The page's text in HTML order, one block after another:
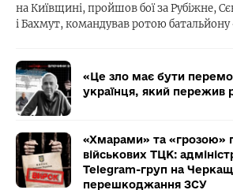
на Київщині, пройшов бої за Рубіжне,
і Бахмут, командував ротою
«Це зло має бути
українця, який пережив
«Хмарами» та «грозою»
військових ТЦК:
Telegram-груп на
перешкоджання ЗСУ